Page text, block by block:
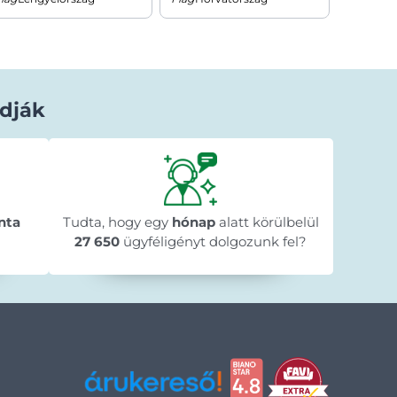
Béla Horváth
1 nappal ezelőtt
★★★★★
★★★★★
★★★★★
"Gyorsan megérkezett a megrendelt
termék."
Tudta, hogy egy hónapalatt körülbelül
27 650 ügyféligényt dolgozunk fel?